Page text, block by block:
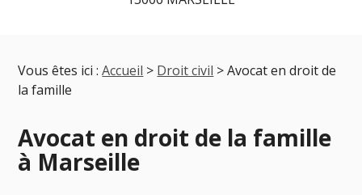
Vous êtes ici : Accueil > Droit civil > Avocat en droit de
la famille
Avocat en droit de la famille
à Marseille